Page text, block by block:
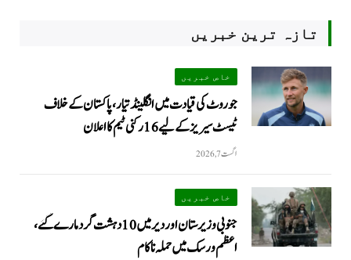
تازہ ترین خبریں
خاص خبریں
جو روٹ کی قیادت میں انگلینڈ تیار، پاکستان کے خلاف
ٹیسٹ سیریز کے لیے 16 رکنی ٹیم کا اعلان
اگست 7, 2026
خاص خبریں
جنوبی وزیرستان اور دیر میں 10 دہشت گرد مارے گئے،
اعظم ورسک میں حملہ ناکام